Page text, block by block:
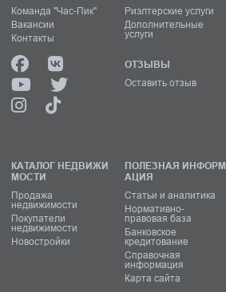
Команда "Час-Пик"
Вакансии
Контакты
Риэлтерские услуги
Дополнительные
услуги
ОТЗЫВЫ
Оставить отзыв
КАТАЛОГ НЕДВИЖИ
МОСТИ
Продажа
недвижимости
Покупатели
недвижимости
Новостройки
ПОЛЕЗНАЯ ИНФОРМ
АЦИЯ
Статьи и аналитика
Нормативно-
правовая база
Банковское
кредитование
Справочная
информация
Карта сайта